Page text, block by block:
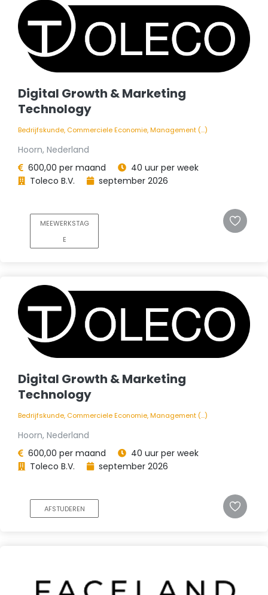
Digital Growth & Marketing
Technology
Bedrijfskunde, Commerciele Economie, Management (...)
Hoorn, Nederland
600,00 per maand
40 uur per week
Toleco B.V.
september 2026
MEEWERKSTAG
E
Digital Growth & Marketing
Technology
Bedrijfskunde, Commerciele Economie, Management (...)
Hoorn, Nederland
600,00 per maand
40 uur per week
Toleco B.V.
september 2026
AFSTUDEREN